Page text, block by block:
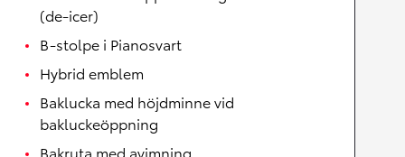
(de-icer)
B-stolpe i Pianosvart
Hybrid emblem
Baklucka med höjdminne vid
bakluckeöppning
Bakruta med avimning